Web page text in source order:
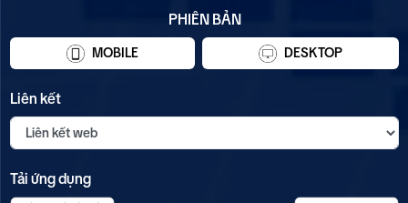
PHIÊN BẢN
MOBILE DESKTOP
Liên kết
Tải ứng dụng